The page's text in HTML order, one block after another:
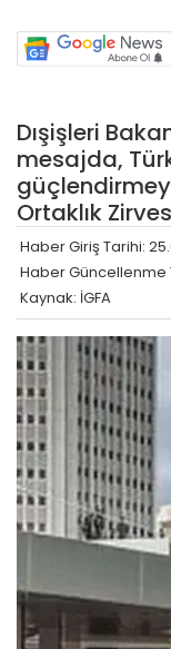
Dışişleri
mesajda,
Ortaklık
Haber Giriş Tarihi:
Haber Güncellenme
Kaynak: İGFA